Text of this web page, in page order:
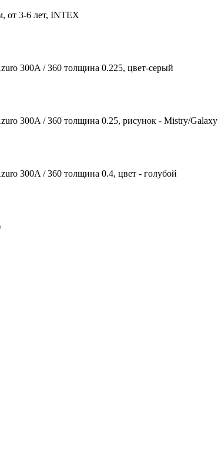
от 3-6 лет, INTEX
300A / 360 толщина 0.225, цвет-серый
300A / 360 толщина 0.25, рисунок - Mistry/Galaxy
300A / 360 толщина 0.4, цвет - голубой